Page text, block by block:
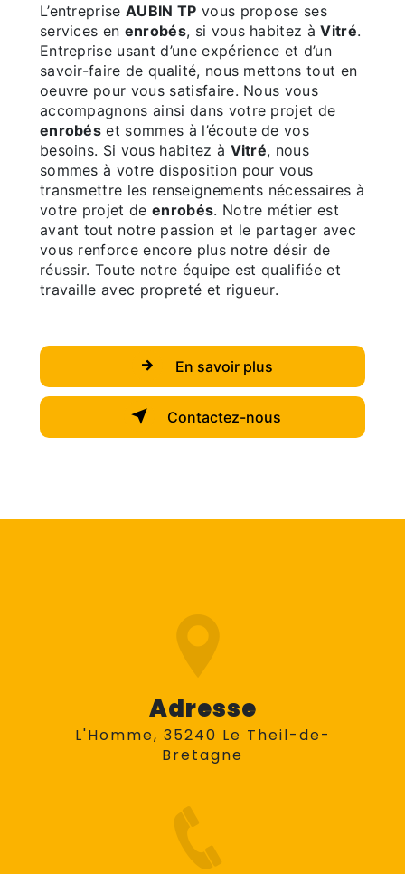
L’entrepriseAUBIN TP vous propose ses
services en enrobés, si vous habitez àVitré.
Entreprise usant d’une expérience et d’un
savoir-faire de qualité, nous mettons tout en
oeuvre pour vous satisfaire. Nous vous
accompagnons ainsi dans votre projet de
enrobés et sommes à l’écoute de vos
besoins. Si vous habitez à Vitré, nous
sommes à votre disposition pour vous
transmettre les renseignements nécessaires à
votre projet de enrobés. Notre métier est
avant tout notre passion et le partager avec
vous renforce encore plus notre désir de
réussir. Toute notre équipe est qualifiée et
travaille avec propreté et rigueur.
En savoir plus
Contactez-nous
Adresse
L'Homme, 35240 Le Theil-de-
Bretagne